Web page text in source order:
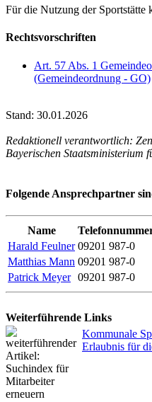
Für die Nutzung der Sportstätte
Rechtsvorschriften
Art. 57 Abs. 1
(Gemeindeordnung - GO)
Stand: 30.01.2026
Redaktionell verantwortlich:
Bayerischen Staatsministerium
Folgende Ansprechpartner
Name
Harald Feulner 09201 987-0
Matthias Mann 09201 987-0
Patrick Meyer 09201 987-0
Weiterführende Links
Kommunale
Erlaubnis für